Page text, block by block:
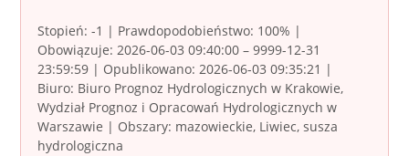
Stopień: -1 | Prawdopodobieństwo: 100% |
Obowiązuje: 2026-06-03 09:40:00 – 9999-12-31
23:59:59 | Opublikowano: 2026-06-03 09:35:21 |
Biuro: Biuro Prognoz Hydrologicznych w Krakowie,
Wydział Prognoz i Opracowań Hydrologicznych w
Warszawie | Obszary: mazowieckie, Liwiec, susza
hydrologiczna